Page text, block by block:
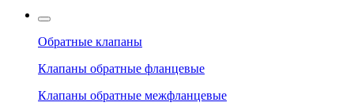
Обратные клапаны
Клапаны обратные фланцевые
Клапаны обратные межфланцевые